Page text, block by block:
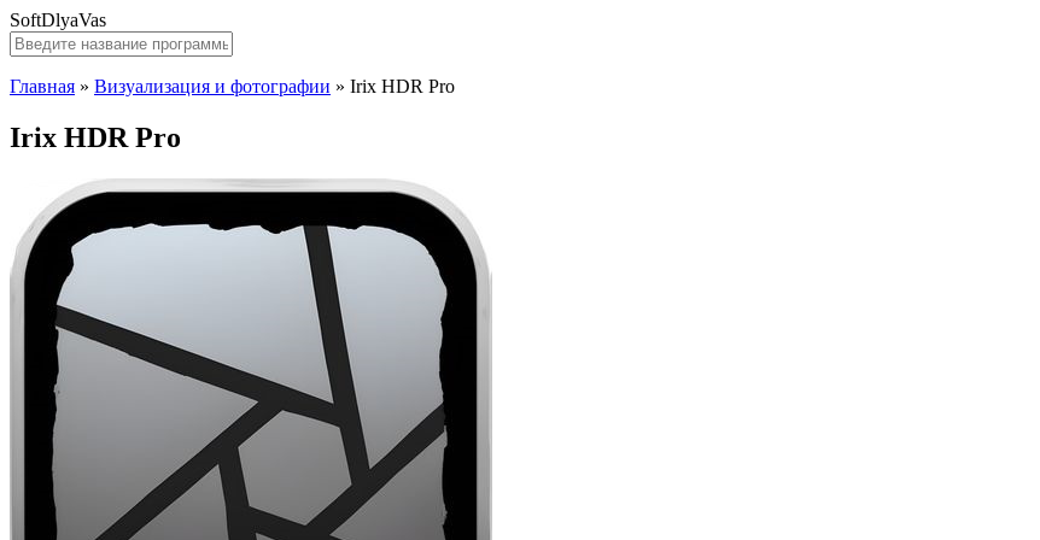
SoftDlyaVas
Главная » Визуализация и фотографии » Irix HDR Pro
Irix HDR Pro